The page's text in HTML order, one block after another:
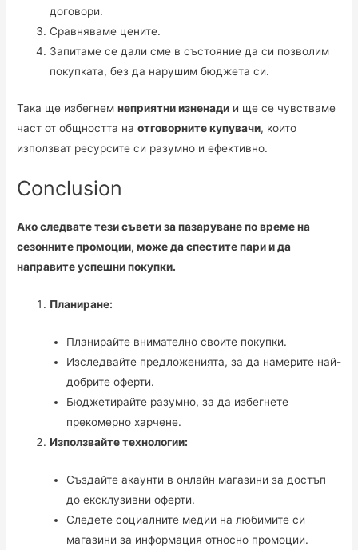
договори.
Сравняваме цените.
Запитаме се дали сме в състояние да си позволим
покупката, без да нарушим бюджета си.
Така ще избегнемнеприятни изненади и ще се чувстваме
част от общността наотговорните купувачи, които
използват ресурсите си разумно и ефективно.
Conclusion
Ако следвате тези съвети за пазаруване по време на
сезонните промоции, може да спестите пари и да
направите успешни покупки.
Планиране:
Планирайте внимателно своите покупки.
Изследвайте предложенията, за да намерите най-
добрите оферти.
Бюджетирайте разумно, за да избегнете
прекомерно харчене.
Използвайте технологии:
Създайте акаунти в онлайн магазини за достъп
до ексклузивни оферти.
Следете социалните медии на любимите си
магазини за информация относно промоции.